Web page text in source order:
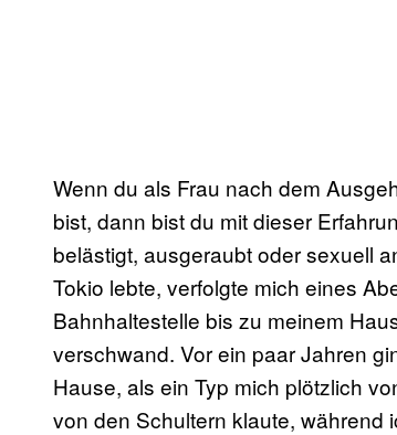
Wenn du als Frau nach dem
bist, dann bist du mit dieser
belästigt, ausgeraubt oder sexuell
Tokio lebte, verfolgte mich eines
Bahnhaltestelle bis zu meinem
verschwand. Vor ein paar Jahren
Hause, als ein Typ mich plötzlich
von den Schultern klaute, während